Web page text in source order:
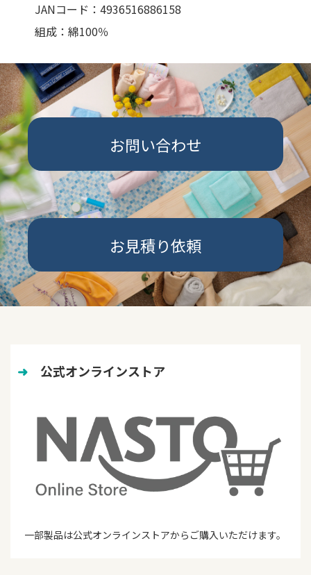
JANコード：4936516886158
組成：綿100％
お問い合わせ
お見積り依頼
➜ 公式オンラインストア
一部製品は公式オンラインストアからご購入いただけます。